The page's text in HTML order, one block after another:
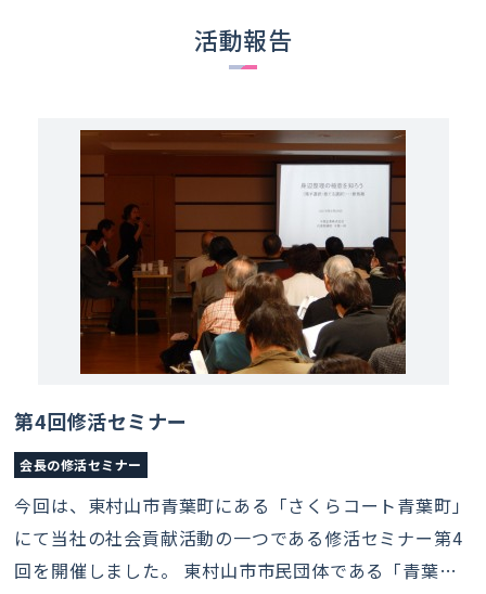
活動報告
第4回修活セミナー
会長の修活セミナー
今回は、東村山市青葉町にある「さくらコート青葉町」
にて当社の社会貢献活動の一つである修活セミナー第4
回を開催しました。 東村山市市民団体である「青葉…